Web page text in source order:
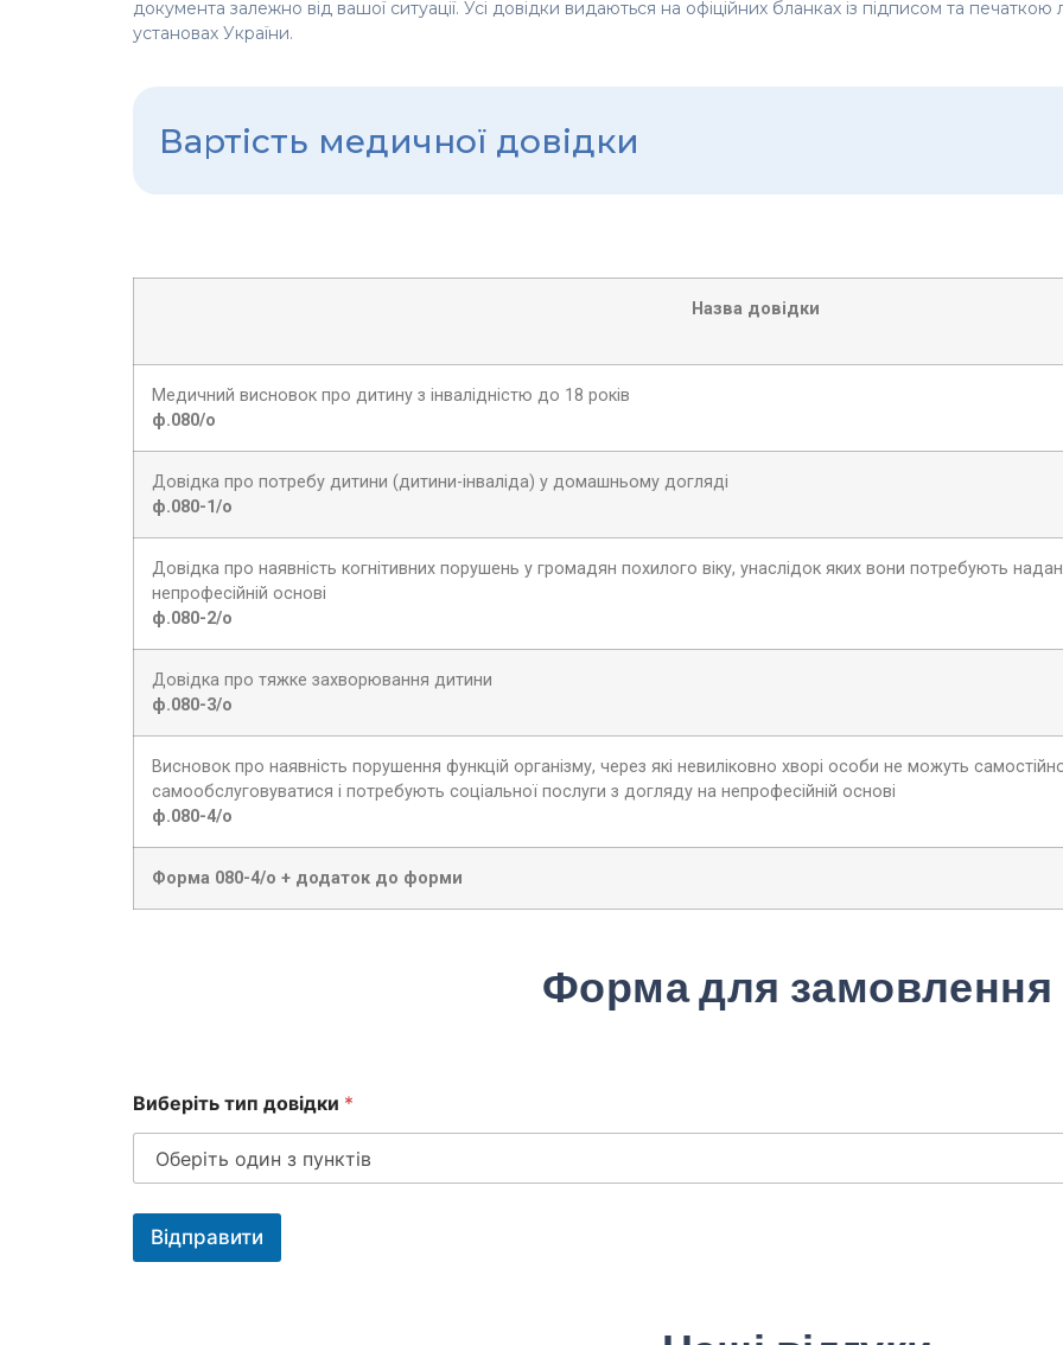
документа залежно від вашої ситуації. Усі довідки видаються на офіційних бланках із підписом та
установах України.
Вартість медичної довідки
Назва довідки
Медичний висновок про дитину з інвалідністю до 18 років
ф.080/о
Довідка про потребу дитини (дитини-інваліда) у домашньому догляді
ф.080-1/о
Довідка про наявність когнітивних порушень у громадян похилого віку, унаслідок яких вони потребують
непрофесійній основі
ф.080-2/о
Довідка про тяжке захворювання дитини
ф.080-3/о
Висновок про наявність порушення функцій організму, через які невиліковно хворі особи не можуть
самообслуговуватися і потребують соціальної послуги з догляду на непрофесійній основі
ф.080-4/о
Форма 080-4/о + додаток до форми
Форма для замовлення
Виберіть тип довідки *
н
в
Відправити